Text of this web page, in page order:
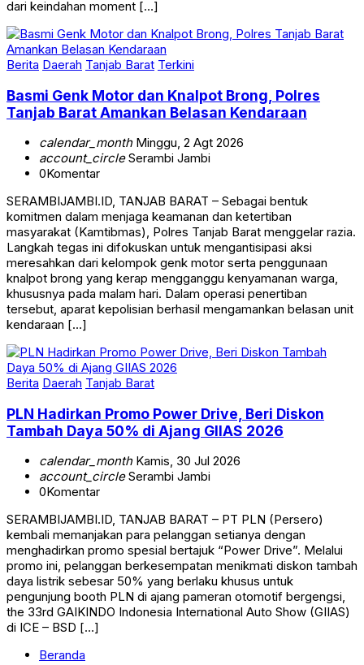
Berita Daerah Tanjab Barat Terkini
Tanjab Barat Amankan Belasan Kendaraan
account_circleSerambi Jambi
0Komentar
komitmen dalam menjaga keamanan dan ketertiban
masyarakat (Kamtibmas), Polres Tanjab Barat menggelar razia.
Langkah tegas ini difokuskan untuk mengantisipasi aksi
meresahkan dari kelompok genk motor serta penggunaan
knalpot brong yang kerap mengganggu kenyamanan warga,
khususnya pada malam hari. Dalam operasi penertiban
tersebut, aparat kepolisian berhasil mengamankan belasan unit
kendaraan […]
Berita Daerah Tanjab Barat
Tambah Daya 50% di Ajang GIIAS 2026
account_circleSerambi Jambi
0Komentar
kembali memanjakan para pelanggan setianya dengan
menghadirkan promo spesial bertajuk “Power Drive”. Melalui
promo ini, pelanggan berkesempatan menikmati diskon tambah
daya listrik sebesar 50% yang berlaku khusus untuk
pengunjung booth PLN di ajang pameran otomotif bergengsi,
the 33rd GAIKINDO Indonesia International Auto Show (GIIAS)
di ICE – BSD […]
Kebijakan Privasi